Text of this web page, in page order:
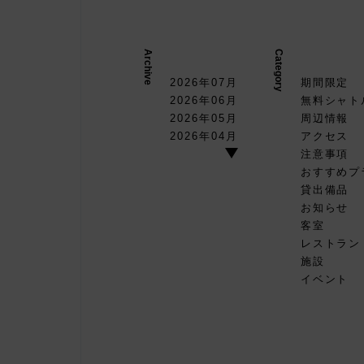
Archive
2026年07月
2026年06月
2026年05月
2026年04月
Category
期間限定
無料シャト
周辺情報
アクセス
注意事項
おすすめプ
貸出備品
お知らせ
客室
レストラン
施設
イベント